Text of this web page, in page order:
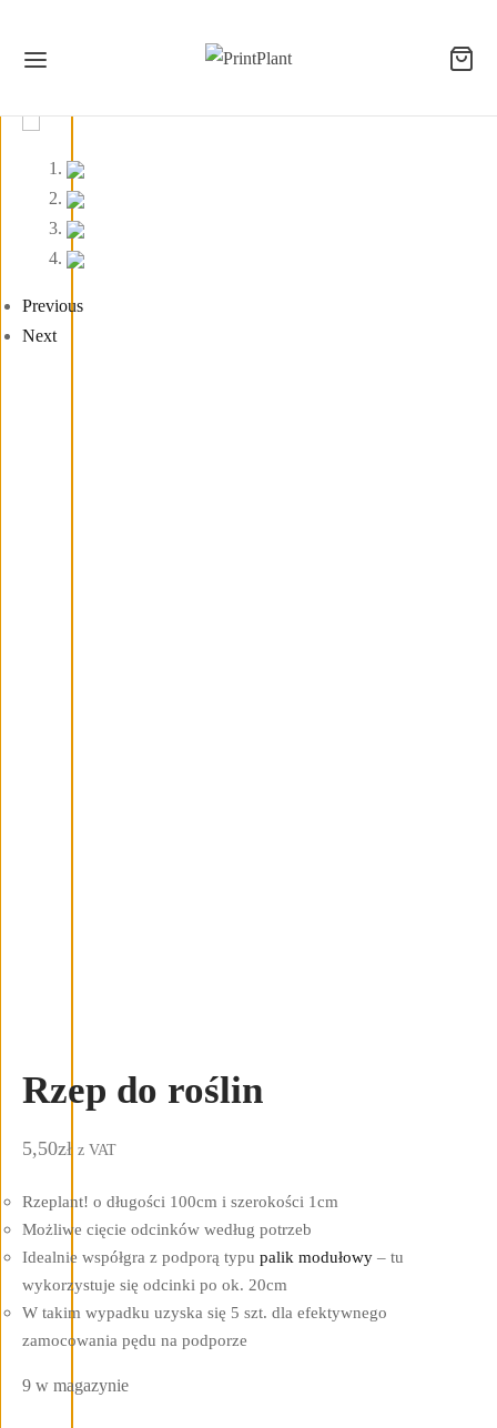
Previous
Next
Rzep do roślin
5,50zł z VAT
Rzeplant! o długości 100cm i szerokości 1cm
Możliwe cięcie odcinków według potrzeb
Idealnie współgra z podporą typu palik modułowy – tu
wykorzystuje się odcinki po ok. 20cm
W takim wypadku uzyska się 5 szt. dla efektywnego
zamocowania pędu na podporze
9 w magazynie